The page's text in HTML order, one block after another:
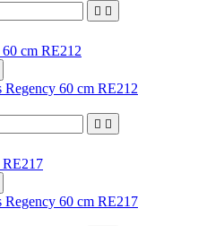
 
Regency 60 cm RE212
 
Regency 60 cm RE217